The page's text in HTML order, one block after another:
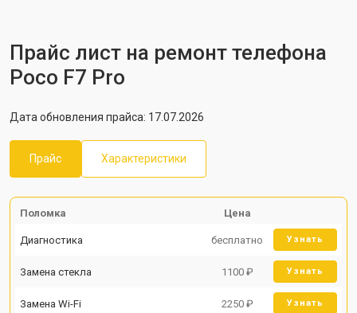
Прайс лист на ремонт телефона
Poco F7 Pro
Дата обновления прайса: 17.07.2026
Прайс Характеристики
Поломка Цена
Диагностика бесплатно Узнать
Замена стекла 1100 ₽ Узнать
Замена Wi-Fi 2250 ₽ Узнать